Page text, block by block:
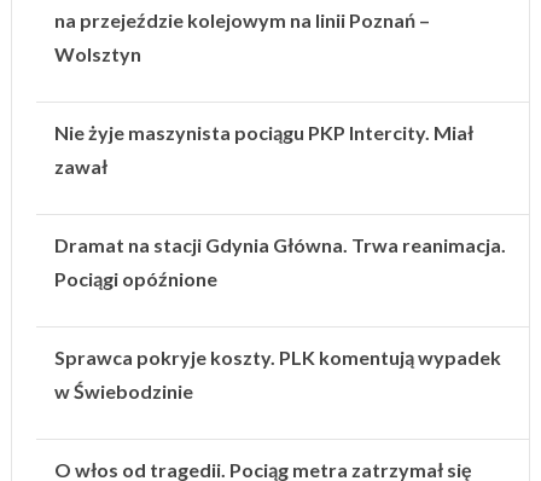
na przejeździe kolejowym na linii Poznań –
Wolsztyn
Nie żyje maszynista pociągu PKP Intercity. Miał
zawał
Dramat na stacji Gdynia Główna. Trwa reanimacja.
Pociągi opóźnione
Sprawca pokryje koszty. PLK komentują wypadek
w Świebodzinie
O włos od tragedii. Pociąg metra zatrzymał się